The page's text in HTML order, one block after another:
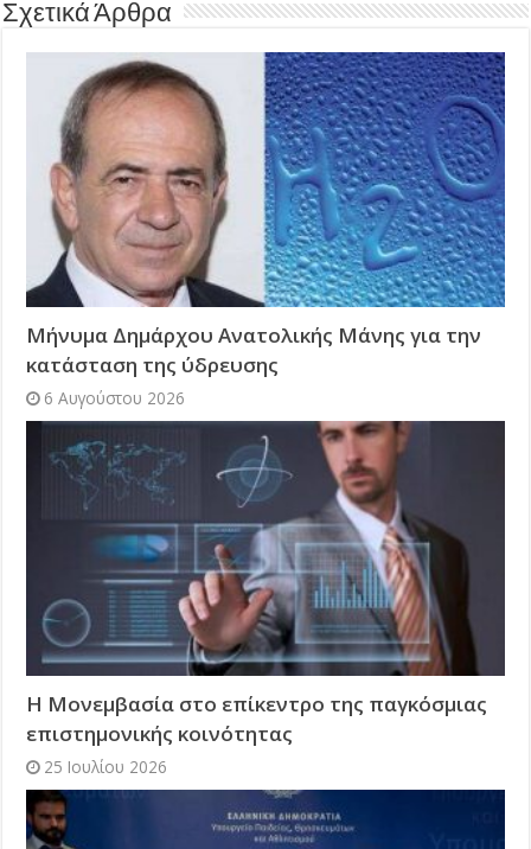
Σχετικά Άρθρα
Μήνυμα Δημάρχου Ανατολικής Μάνης για την
κατάσταση της ύδρευσης
6 Αυγούστου 2026
Η Μονεμβασία στο επίκεντρο της παγκόσμιας
επιστημονικής κοινότητας
25 Ιουλίου 2026